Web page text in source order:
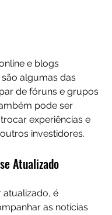
e blogs
algumas das
de fóruns e grupos
pode ser
experiências e
investidores.
Atualizado
atualizado, é
as notícias